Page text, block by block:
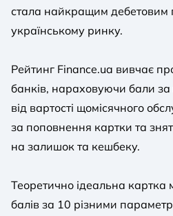
стала найкращим дебетовим
українському ринку.
Рейтинг Finance.ua вивчає
банків, нараховуючи бали
від вартості щомісячного
за поповнення картки та
на залишок та кешбеку.
Теоретично ідеальна
балів за 10 різними